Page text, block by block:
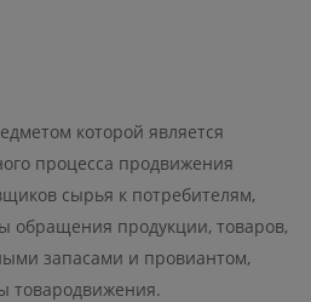
которой является
процесса продвижения
сырья к потребителям,
обращения продукции, товаров,
запасами и провиантом,
товародвижения.